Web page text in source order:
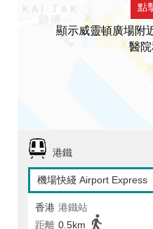
點
顯示威靈頓廣場附
醫
港鐵
機場快綫 Airport Express
香港 港鐵站
距離 0.5km